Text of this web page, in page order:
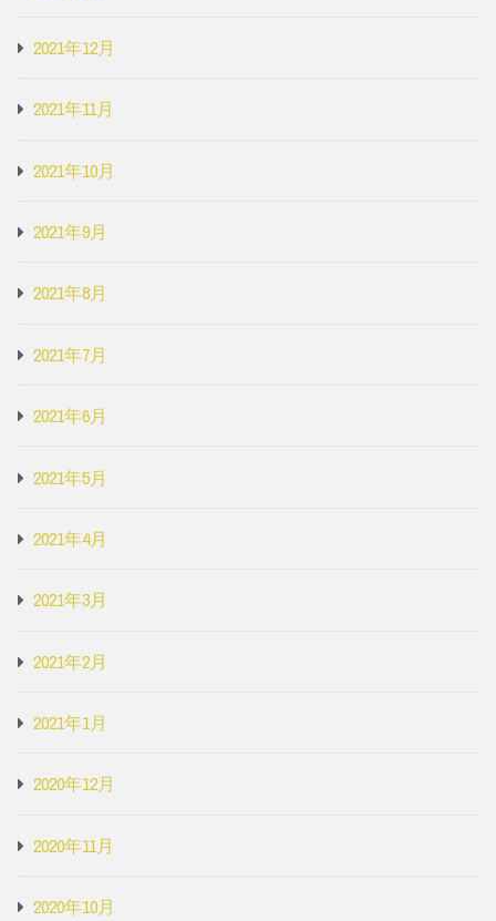
2021年12月
2021年11月
2021年10月
2021年9月
2021年8月
2021年7月
2021年6月
2021年5月
2021年4月
2021年3月
2021年2月
2021年1月
2020年12月
2020年11月
2020年10月